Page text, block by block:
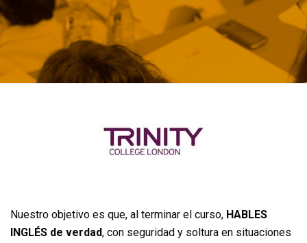
ChatGPT Plus
Nuestro objetivo es que, al terminar el curso, HABLES
INGLÉS de verdad, con seguridad y soltura en situaciones